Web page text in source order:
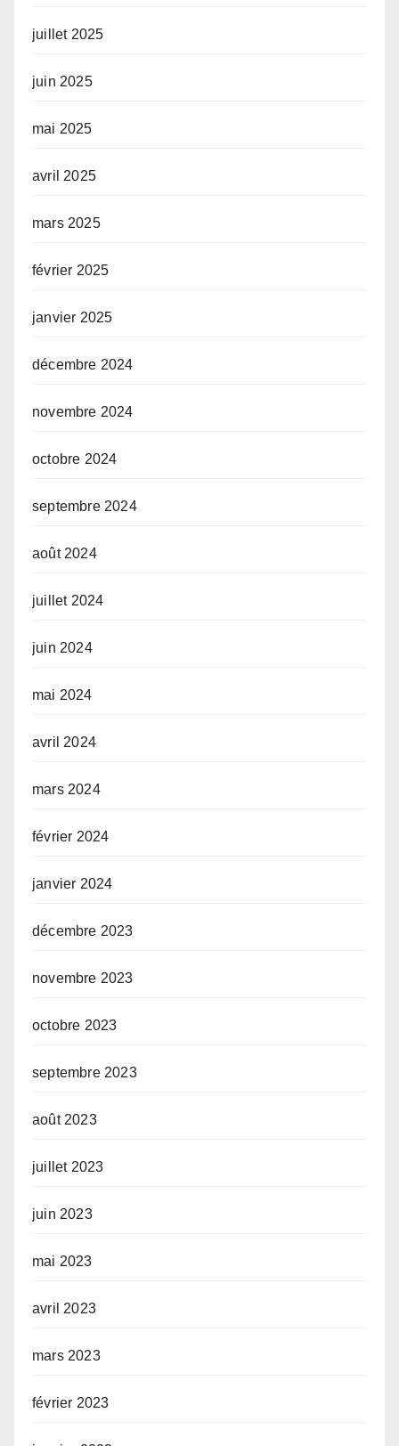
juillet 2025
juin 2025
mai 2025
avril 2025
mars 2025
février 2025
janvier 2025
décembre 2024
novembre 2024
octobre 2024
septembre 2024
août 2024
juillet 2024
juin 2024
mai 2024
avril 2024
mars 2024
février 2024
janvier 2024
décembre 2023
novembre 2023
octobre 2023
septembre 2023
août 2023
juillet 2023
juin 2023
mai 2023
avril 2023
mars 2023
février 2023